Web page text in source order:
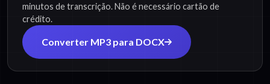
minutos de transcrição. Não é necessário cartão de
crédito.
Converter MP3 para DOCX